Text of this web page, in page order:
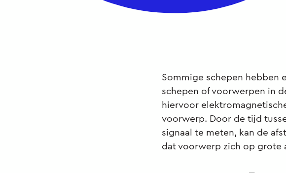
Sommige schepen hebben
schepen of voorwerpen in
hiervoor
voorwerp. Door de tijd
signaal te meten, kan de
dat voorwerp zich op grote